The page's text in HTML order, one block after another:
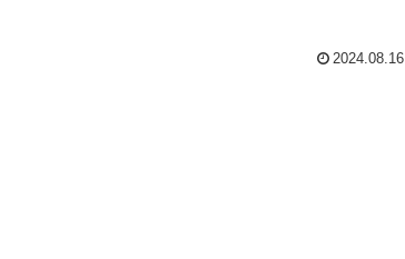
2024.08.16